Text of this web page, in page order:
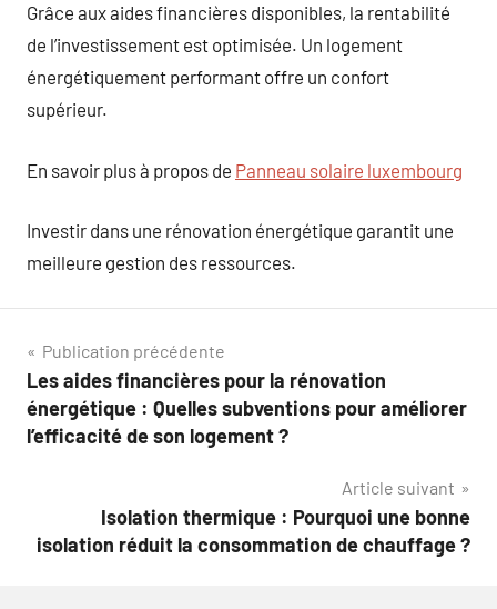
Grâce aux aides financières disponibles, la rentabilité
de l’investissement est optimisée. Un logement
énergétiquement performant offre un confort
supérieur.
En savoir plus à propos de Panneau solaire luxembourg
Investir dans une rénovation énergétique garantit une
meilleure gestion des ressources.
Navigation
de
l’article
Publication précédente
Les aides financières pour la rénovation
énergétique : Quelles subventions pour améliorer
l’efficacité de son logement ?
Article suivant
Isolation thermique : Pourquoi une bonne
isolation réduit la consommation de chauffage ?